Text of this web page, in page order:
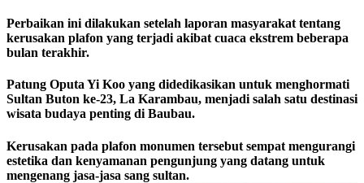
Perbaikan ini dilakukan setelah laporan masyarakat tentang
kerusakan plafon yang terjadi akibat cuaca ekstrem beberapa
bulan terakhir.
Patung Oputa Yi Koo yang didedikasikan untuk menghormati
Sultan Buton ke-23, La Karambau, menjadi salah satu destinasi
wisata budaya penting di Baubau.
Kerusakan pada plafon monumen tersebut sempat mengurangi
estetika dan kenyamanan pengunjung yang datang untuk
mengenang jasa-jasa sang sultan.